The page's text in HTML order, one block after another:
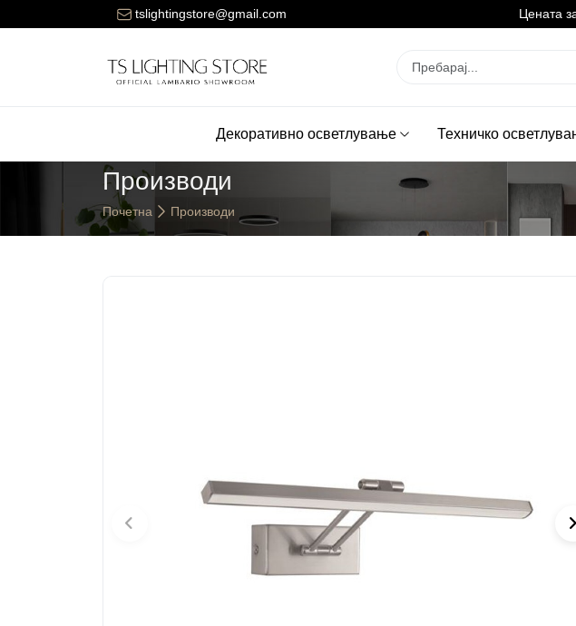
tslightingstore@gmail.com
Цената за достава на нарачките е 150 денари. Цената
Декоративно осветлување Техничко
Производи
Почетна Производи